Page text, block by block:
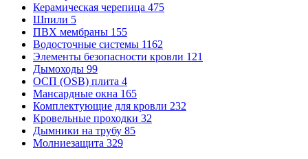
Керамическая черепица 475
Шпили 5
ПВХ мембраны 155
Водосточные системы 1162
Элементы безопасности кровли 121
Дымоходы 99
ОСП (OSB) плита 4
Мансардные окна 165
Комплектующие для кровли 232
Кровельные проходки 32
Дымники на трубу 85
Молниезащита 329